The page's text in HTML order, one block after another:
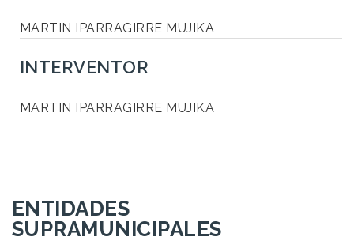
MARTIN IPARRAGIRRE MUJIKA
INTERVENTOR
MARTIN IPARRAGIRRE MUJIKA
ENTIDADES
SUPRAMUNICIPALES